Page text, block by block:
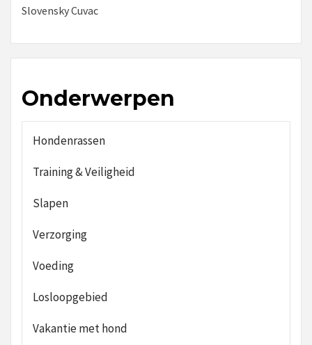
Slovensky Cuvac
Onderwerpen
Hondenrassen
Training & Veiligheid
Slapen
Verzorging
Voeding
Losloopgebied
Vakantie met hond